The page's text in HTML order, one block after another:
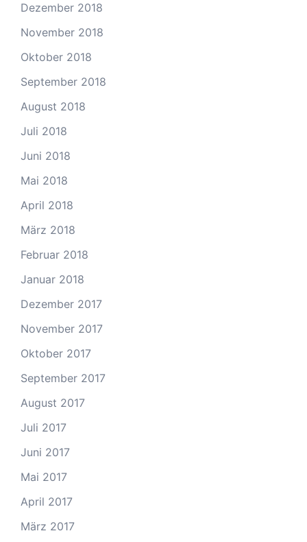
Dezember 2018
November 2018
Oktober 2018
September 2018
August 2018
Juli 2018
Juni 2018
Mai 2018
April 2018
März 2018
Februar 2018
Januar 2018
Dezember 2017
November 2017
Oktober 2017
September 2017
August 2017
Juli 2017
Juni 2017
Mai 2017
April 2017
März 2017